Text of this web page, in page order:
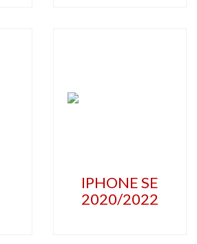
IPHONE SE
2020/2022